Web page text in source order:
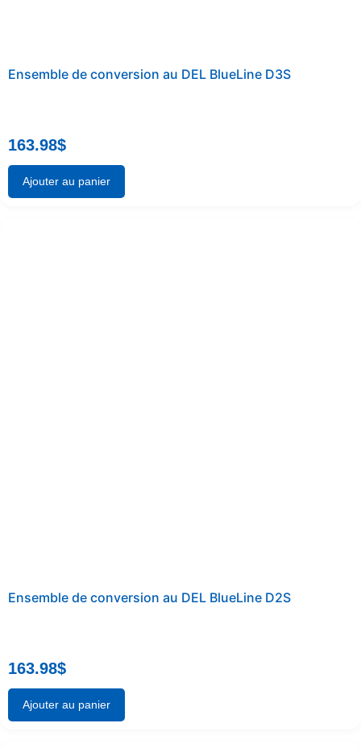
Ensemble de conversion au DEL BlueLine D3S
163.98$
Ajouter au panier
Ensemble de conversion au DEL BlueLine D2S
163.98$
Ajouter au panier